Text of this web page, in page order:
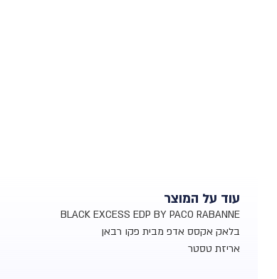
עוד על המוצר
BLACK EXCESS EDP BY PACO RABANNE
בלאק אקסס אדפ מבית פקו רבאן
אריזת טסטר